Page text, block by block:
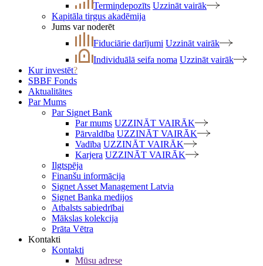
Termiņdepozīts Uzzināt vairāk
Kapitāla tirgus akadēmija
Jums var noderēt
Fiduciārie darījumi Uzzināt vairāk
Individuālā seifa noma Uzzināt vairāk
Kur investēt?
SBBF Fonds
Aktualitātes
Par Mums
Par Signet Bank
Par mums UZZINĀT VAIRĀK
Pārvaldība UZZINĀT VAIRĀK
Vadība UZZINĀT VAIRĀK
Karjera UZZINĀT VAIRĀK
Ilgtspēja
Finanšu informācija
Signet Asset Management Latvia
Signet Banka medijos
Atbalsts sabiedrībai
Mākslas kolekcija
Prāta Vētra
Kontakti
Kontakti
Mūsu adrese